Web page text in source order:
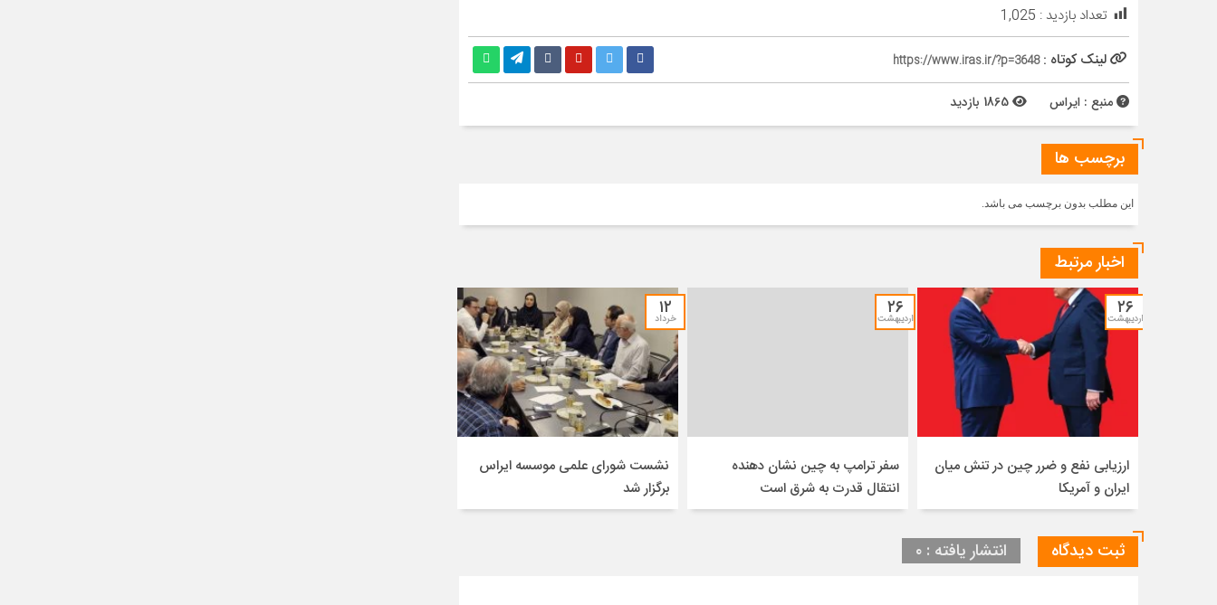
تعداد بازدید : 1,025
لینک کوتاه :https://www.iras.ir/?p=3648
منبع : ایراس
برچسب ها
این مطلب بدون برچسب می باشد.
اخبار مرتبط
۲۶
اردیبهشت
ارزیابی نفع و ضرر چین در تنش میان
ایران و آمریکا
۲۶
اردیبهشت
سفر ترامپ به چین نشان دهنده
انتقال قدرت به شرق است
۱۲
خرداد
نشست شورای علمی موسسه ایراس
برگزار شد
ثبت دیدگاه انتشار یافته : ۰